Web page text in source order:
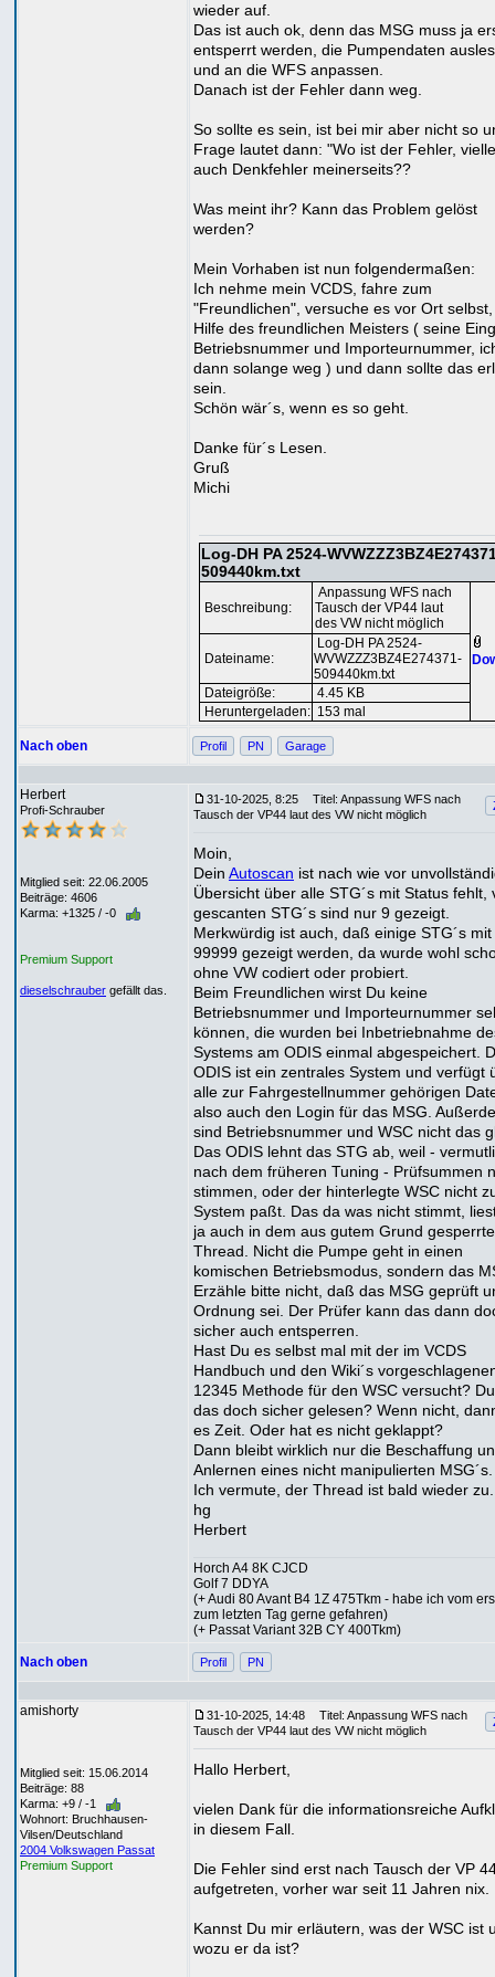
wieder auf.
Das ist auch ok, denn das MSG muss ja
entsperrt werden, die Pumpendaten
und an die WFS anpassen.
Danach ist der Fehler dann weg.
So sollte es sein, ist bei mir aber nicht so
Frage lautet dann: "Wo ist der Fehler,
auch Denkfehler meinerseits??
Was meint ihr? Kann das Problem gelöst
werden?
Mein Vorhaben ist nun folgendermaßen:
Ich nehme mein VCDS, fahre zum
"Freundlichen", versuche es vor Ort
Hilfe des freundlichen Meisters ( seine
Betriebsnummer und Importeurnummer,
dann solange weg ) und dann sollte das
sein.
Schön wär´s, wenn es so geht.
Danke für´s Lesen.
Gruß
Michi
Log-DH PA 2524-
509440km.txt
Beschreibung:
Anpassung WFS nach
Tausch der VP44 laut
des VW nicht möglich
Dateiname:
Log-DH PA 2524-
WVWZZZ3BZ4E274371-
509440km.txt
Dateigröße:
4.45 KB
Heruntergeladen: 153 mal
Nach oben Profil PN Garage
Herbert
Profi-Schrauber
Mitglied seit: 22.06.2005
Beiträge: 4606
Karma: +1325 / -0
Premium Support
dieselschrauber gefällt das.
31-10-2025, 8:25
Titel: Anpassung WFS nach
Tausch der VP44 laut des VW nicht möglich
Moin,
Dein Autoscan ist nach wie vor
Übersicht über alle STG´s mit Status fehlt,
gescanten STG´s sind nur 9 gezeigt.
Merkwürdig ist auch, daß einige STG´s mit
99999 gezeigt werden, da wurde wohl
ohne VW codiert oder probiert.
Beim Freundlichen wirst Du keine
Betriebsnummer und Importeurnummer
können, die wurden bei Inbetriebnahme
Systems am ODIS einmal abgespeichert.
ODIS ist ein zentrales System und verfügt
alle zur Fahrgestellnummer gehörigen
also auch den Login für das MSG.
sind Betriebsnummer und WSC nicht das
Das ODIS lehnt das STG ab, weil -
nach dem früheren Tuning - Prüfsummen
stimmen, oder der hinterlegte WSC nicht
System paßt. Das da was nicht stimmt,
ja auch in dem aus gutem Grund
Thread. Nicht die Pumpe geht in einen
komischen Betriebsmodus, sondern das
Erzähle bitte nicht, daß das MSG geprüft
Ordnung sei. Der Prüfer kann das dann
sicher auch entsperren.
Hast Du es selbst mal mit der im VCDS
Handbuch und den Wiki´s
12345 Methode für den WSC versucht?
das doch sicher gelesen? Wenn nicht,
es Zeit. Oder hat es nicht geklappt?
Dann bleibt wirklich nur die Beschaffung
Anlernen eines nicht manipulierten MSG´s.
Ich vermute, der Thread ist bald wieder zu.
hg
Herbert
Horch A4 8K CJCD
Golf 7 DDYA
(+ Audi 80 Avant B4 1Z 475Tkm - habe ich vom
zum letzten Tag gerne gefahren)
(+ Passat Variant 32B CY 400Tkm)
Nach oben Profil PN
amishorty
Mitglied seit: 15.06.2014
Beiträge: 88
Karma: +9 / -1
Wohnort: Bruchhausen-
Vilsen/Deutschland
2004 Volkswagen Passat
Premium Support
31-10-2025, 14:48
Titel: Anpassung WFS nach
Tausch der VP44 laut des VW nicht möglich
Hallo Herbert,
vielen Dank für die informationsreiche
in diesem Fall.
Die Fehler sind erst nach Tausch der VP
aufgetreten, vorher war seit 11 Jahren nix.
Kannst Du mir erläutern, was der WSC ist
wozu er da ist?